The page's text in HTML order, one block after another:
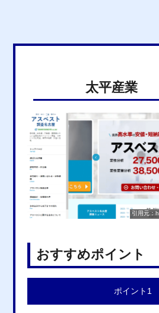
太平産業
引用元：
おすすめポイント
ポイント1